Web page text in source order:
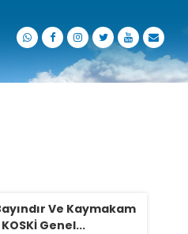
Ve Kaymakam
Genel...